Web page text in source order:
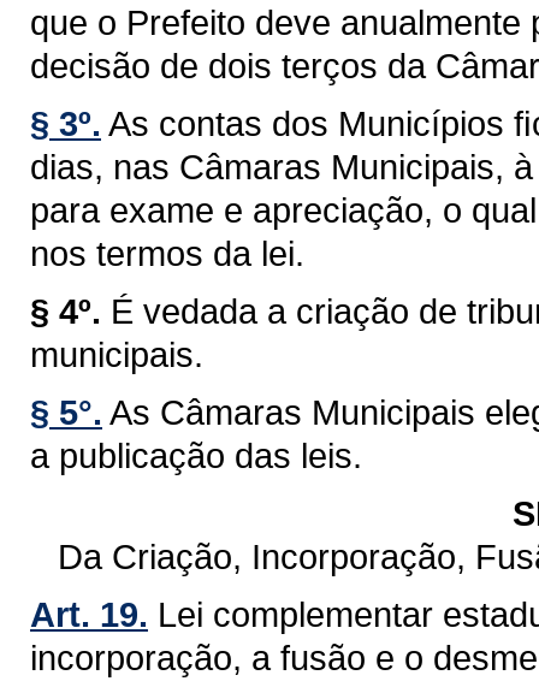
que o Prefeito deve
decisão de dois terços da
§ 3º. As contas dos Municípios
dias, nas Câmaras Municipais,
para exame e apreciação, o
nos termos da lei.
§ 4º. É vedada a criação de
municipais.
§ 5°. As Câmaras Municipais
a publicação das leis.
Da Criação, Incorporação,
Art. 19. Lei complementar
incorporação, a fusão e o